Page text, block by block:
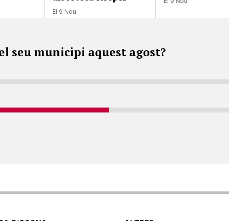
El 9 Nou
seu municipi aquest agost?